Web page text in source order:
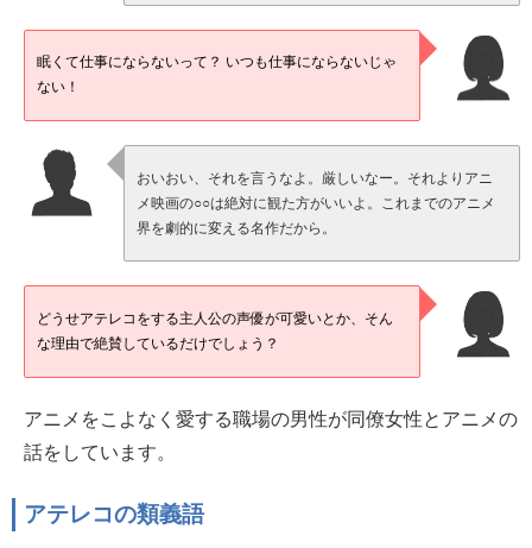
眠くて仕事にならないって？ いつも仕事にならないじゃ
ない！
おいおい、それを言うなよ。厳しいなー。それよりアニ
メ映画の○○は絶対に観た方がいいよ。これまでのアニメ
界を劇的に変える名作だから。
どうせアテレコをする主人公の声優が可愛いとか、そん
な理由で絶賛しているだけでしょう？
アニメをこよなく愛する職場の男性が同僚女性とアニメの
話をしています。
アテレコの類義語